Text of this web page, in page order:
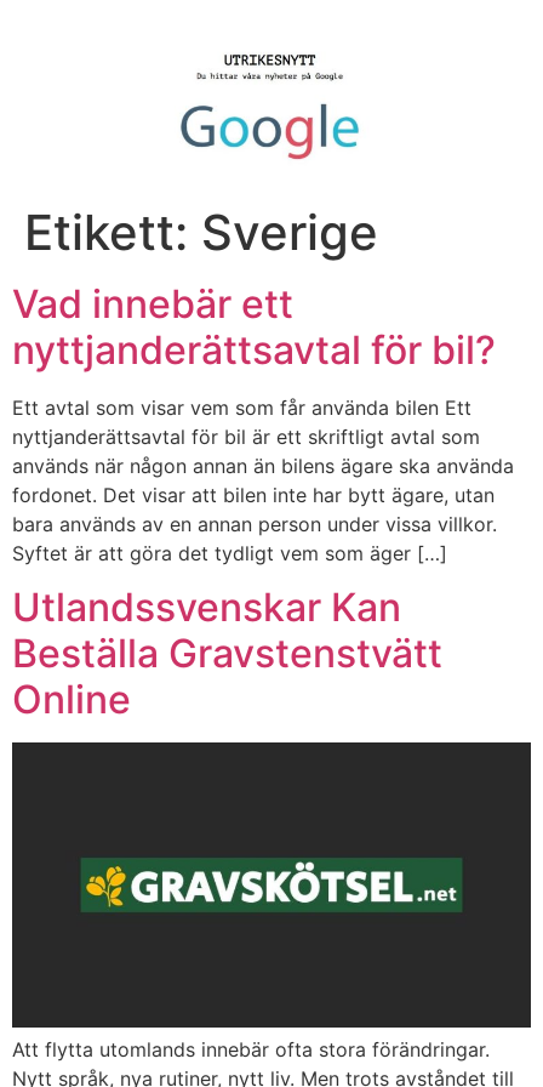
Etikett: Sverige
Vad innebär ett
nyttjanderättsavtal för bil?
Ett avtal som visar vem som får använda bilen Ett
nyttjanderättsavtal för bil är ett skriftligt avtal som
används när någon annan än bilens ägare ska använda
fordonet. Det visar att bilen inte har bytt ägare, utan
bara används av en annan person under vissa villkor.
Syftet är att göra det tydligt vem som äger […]
Utlandssvenskar Kan
Beställa Gravstenstvätt
Online
Att flytta utomlands innebär ofta stora förändringar.
Nytt språk, nya rutiner, nytt liv. Men trots avståndet till